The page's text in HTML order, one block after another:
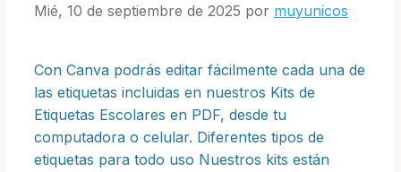
Mié, 10 de septiembre de 2025 por muyunicos
Con Canva podrás editar fácilmente cada una de
las etiquetas incluidas en nuestros Kits de
Etiquetas Escolares en PDF, desde tu
computadora o celular. Diferentes tipos de
etiquetas para todo uso Nuestros kits están